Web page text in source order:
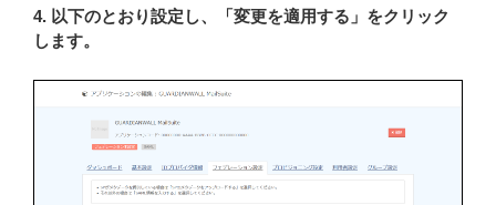
4. 以下のとおり設定し、「変更を適用する」をクリック
します。